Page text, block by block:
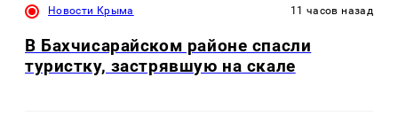
Новости Крыма 11 часов назад
В Бахчисарайском районе спасли
туристку, застрявшую на скале